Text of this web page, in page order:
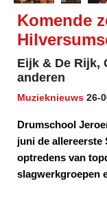
Komende
Eijk & De Rijk,
anderen
Muzieknieuws 26-
Drumschool
juni de allereerste
optredens van
slagwerkgroepen